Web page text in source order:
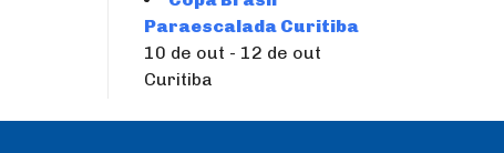
Paraescalada Curitiba
10 de out - 12 de out
Curitiba